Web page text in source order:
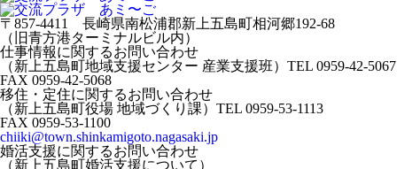
〒857-4411 長崎県南松浦郡新上五島町相河郷192-68
（旧青方港ターミナルビル内）
仕事情報に関するお問い合わせ
（新上五島町地域支援センター 産業支援班） TEL 0959-42-5067
FAX 0959-42-5068
移住・定住に関するお問い合わせ
（新上五島町役場 地域づくり課） TEL 0959-53-1113
FAX 0959-53-1100
chiiki@town.shinkamigoto.nagasaki.jp
婚活支援に関するお問い合わせ
（新上五島町婚活支援について）